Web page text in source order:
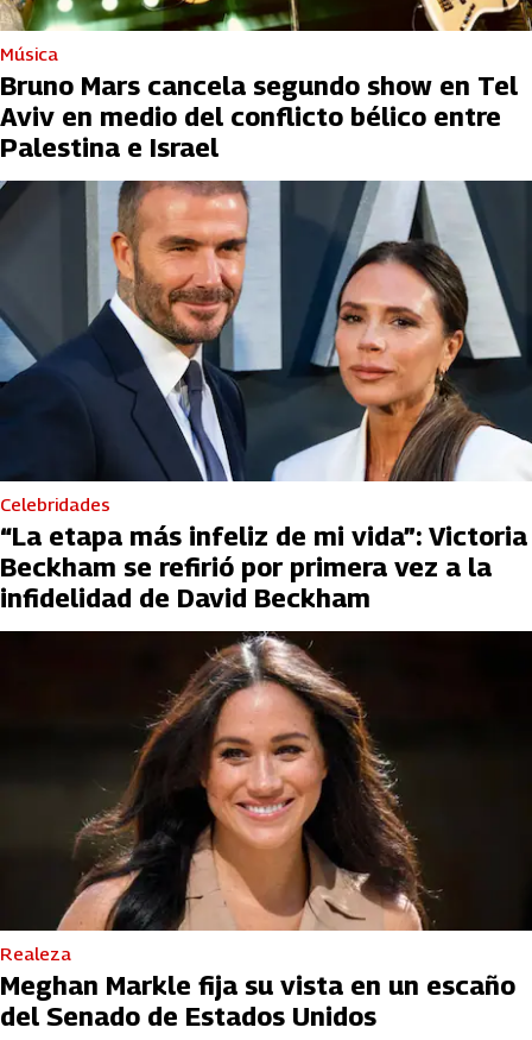
Música
Bruno Mars cancela segundo show en Tel
Aviv en medio del conflicto bélico entre
Palestina e Israel
Celebridades
“La etapa más infeliz de mi vida”: Victoria
Beckham se refirió por primera vez a la
infidelidad de David Beckham
Realeza
Meghan Markle fija su vista en un escaño
del Senado de Estados Unidos